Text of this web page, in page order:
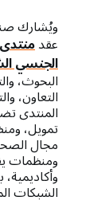
ويُشارك
عقد
الجنسي
البحوث،
التعاون،
المنتدى
تمويل،
مجال
ومنظمات
الشبكات